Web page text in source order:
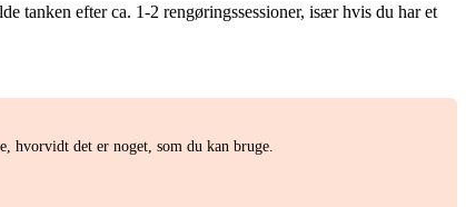
tanken efter ca. 1-2 rengøringssessioner, især hvis du har et
hvorvidt det er noget, som du kan bruge.